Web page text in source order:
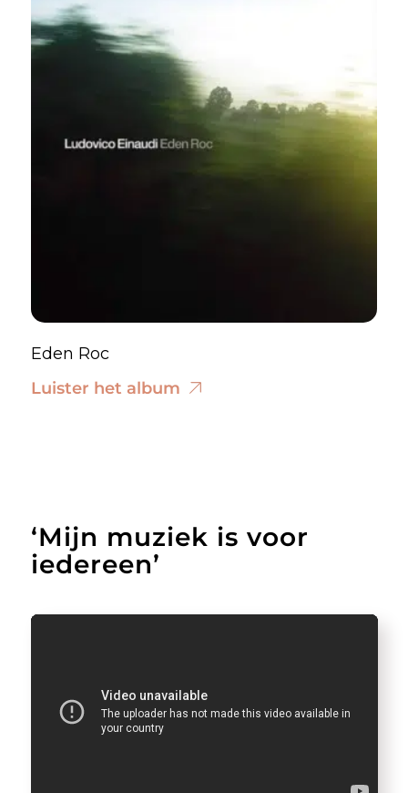
Eden Roc
Luister het album
‘Mijn muziek is voor
iedereen’